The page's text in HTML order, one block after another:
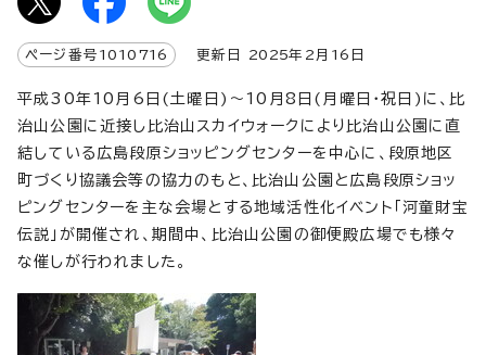
ページ番号 1010716 更新日 2025年2月 16 日
平成30年10月6日(土曜日)～10月8日(月曜日・祝日)に、比
治山公園に近接し比治山スカイウォークにより比治山公園に直
結している広島段原ショッピングセンターを中心に、段原地区
町づくり協議会等の協力のもと、比治山公園と広島段原ショッ
ピングセンターを主な会場とする地域活性化イベント「河童財宝
伝説」が開催され、期間中、比治山公園の御便殿広場でも様々
な催しが行われました。